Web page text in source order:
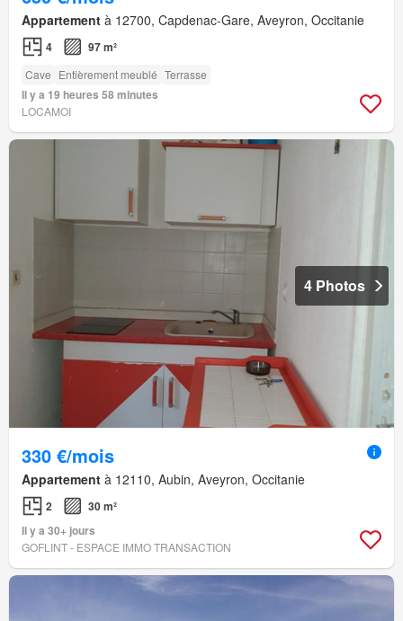
Appartement à 12700, Capdenac-Gare, Aveyron, Occitanie
4 97 m²
Cave Entièrement meublé Terrasse
Il y a 19 heures 58 minutes
LOCAMOI
4 Photos
330 €/mois
Appartement à 12110, Aubin, Aveyron, Occitanie
2
30 m²
Il y a 30+ jours
GOFLINT - ESPACE IMMO TRANSACTION